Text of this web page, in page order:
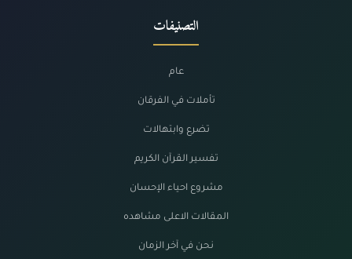
التصنيفات
عام
تأملات في الفرقان
تضرع وابتهالات
تفسير القرآن الكريم
مشروع احياء الإحسان
المقالات الاعلى مشاهده
نحن في آخر الزمان